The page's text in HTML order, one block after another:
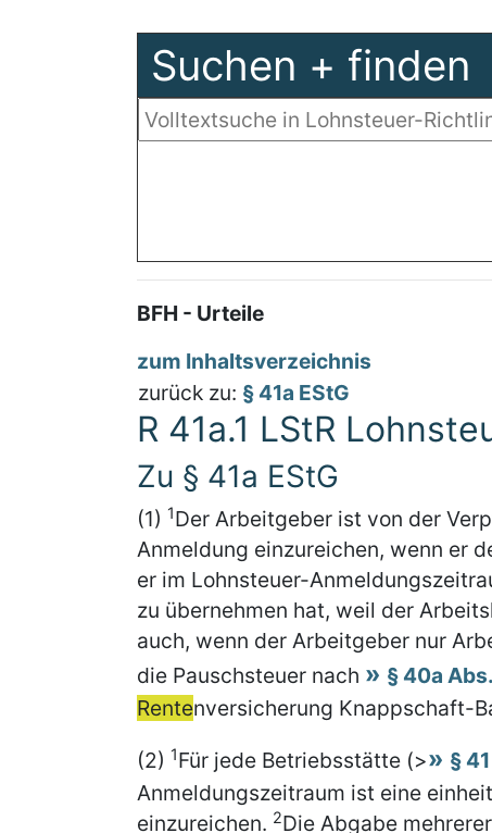
Suchen + finden
BFH - Urteile
zum Inhaltsverzeichnis
zurück zu: § 41a EStG
R 41a.1 LStR
Zu § 41a EStG
(1) 1Der Arbeitgeber ist von der
Anmeldung einzureichen, wenn er
er im Lohnsteuer-
zu übernehmen hat, weil der
auch, wenn der Arbeitgeber nur
die Pauschsteuer nach
§ 40a
Rentenversicherung Knappschaft-
(2) 1Für jede Betriebsstätte (> §
Anmeldungszeitraum ist eine
einzureichen. 2Die Abgabe